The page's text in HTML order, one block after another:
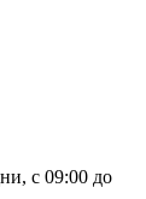
с 09:00 до